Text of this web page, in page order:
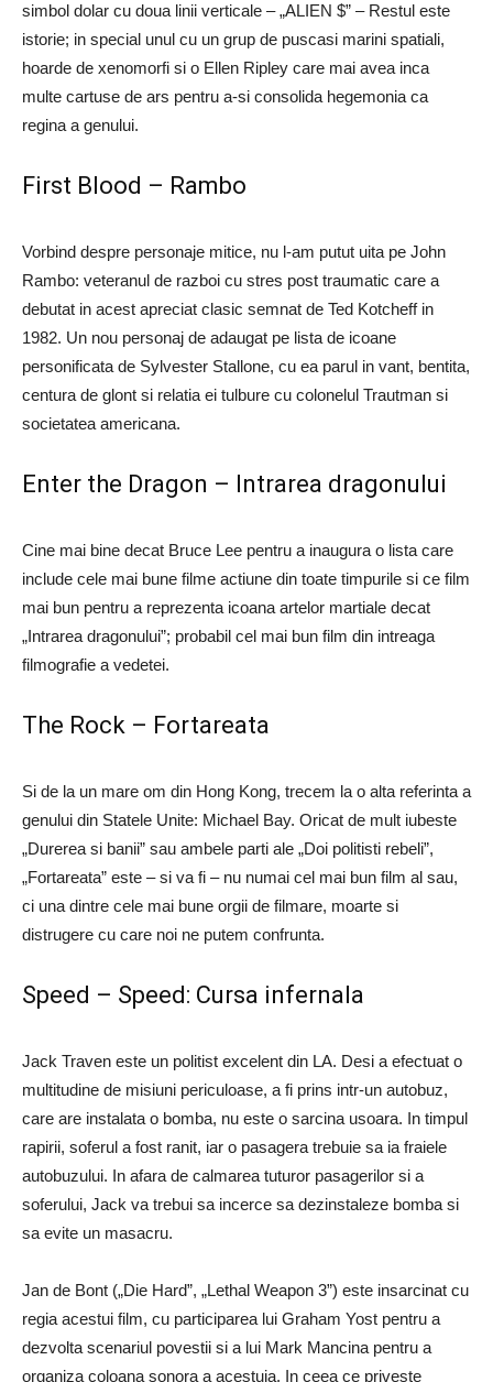
simbol dolar cu doua linii verticale – „ALIEN $” – Restul este
istorie; in special unul cu un grup de puscasi marini spatiali,
hoarde de xenomorfi si o Ellen Ripley care mai avea inca
multe cartuse de ars pentru a-si consolida hegemonia ca
regina a genului.
First Blood – Rambo
Vorbind despre personaje mitice, nu l-am putut uita pe John
Rambo: veteranul de razboi cu stres post traumatic care a
debutat in acest apreciat clasic semnat de Ted Kotcheff in
1982. Un nou personaj de adaugat pe lista de icoane
personificata de Sylvester Stallone, cu ea parul in vant, bentita,
centura de glont si relatia ei tulbure cu colonelul Trautman si
societatea americana.
Enter the Dragon – Intrarea dragonului
Cine mai bine decat Bruce Lee pentru a inaugura o lista care
include cele mai bune filme actiune din toate timpurile si ce film
mai bun pentru a reprezenta icoana artelor martiale decat
„Intrarea dragonului”; probabil cel mai bun film din intreaga
filmografie a vedetei.
The Rock – Fortareata
Si de la un mare om din Hong Kong, trecem la o alta referinta a
genului din Statele Unite: Michael Bay. Oricat de mult iubeste
„Durerea si banii” sau ambele parti ale „Doi politisti rebeli”,
„Fortareata” este – si va fi – nu numai cel mai bun film al sau,
ci una dintre cele mai bune orgii de filmare, moarte si
distrugere cu care noi ne putem confrunta.
Speed – Speed: Cursa infernala
Jack Traven este un politist excelent din LA. Desi a efectuat o
multitudine de misiuni periculoase, a fi prins intr-un autobuz,
care are instalata o bomba, nu este o sarcina usoara. In timpul
rapirii, soferul a fost ranit, iar o pasagera trebuie sa ia fraiele
autobuzului. In afara de calmarea tuturor pasagerilor si a
soferului, Jack va trebui sa incerce sa dezinstaleze bomba si
sa evite un masacru.
Jan de Bont („Die Hard”, „Lethal Weapon 3”) este insarcinat cu
regia acestui film, cu participarea lui Graham Yost pentru a
dezvolta scenariul povestii si a lui Mark Mancina pentru a
organiza coloana sonora a acestuia. In ceea ce priveste